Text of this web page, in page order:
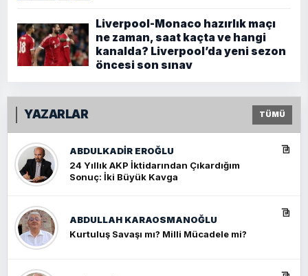
Liverpool-Monaco hazırlık maçı
ne zaman, saat kaçta ve hangi
kanalda? Liverpool’da yeni sezon
öncesi son sınav
YAZARLAR TÜMÜ
ABDULKADIR EROĞLU
24 Yıllık AKP İktidarından Çıkardığım
Sonuç: İki Büyük Kavga
ABDULLAH KARAOSMANOĞLU
Kurtuluş Savaşı mı? Milli Mücadele mi?